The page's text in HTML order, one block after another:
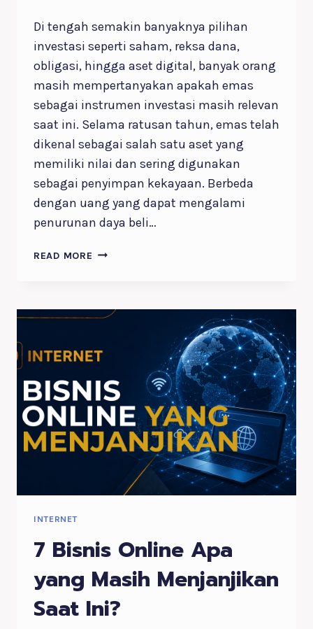
Di tengah semakin banyaknya pilihan
investasi seperti saham, reksa dana,
obligasi, hingga aset digital, banyak orang
masih mempertanyakan apakah emas
sebagai instrumen investasi masih relevan
saat ini. Selama ratusan tahun, emas telah
dikenal sebagai salah satu aset yang
memiliki nilai dan sering digunakan
sebagai penyimpan kekayaan. Berbeda
dengan uang yang dapat mengalami
penurunan daya beli…
READ MORE 7
INSTRUMEN
MASIH
MENARIK
DI
ERA
MODERN
INTERNET
7 Bisnis Online Apa
yang Masih Menjanjikan
Saat Ini?